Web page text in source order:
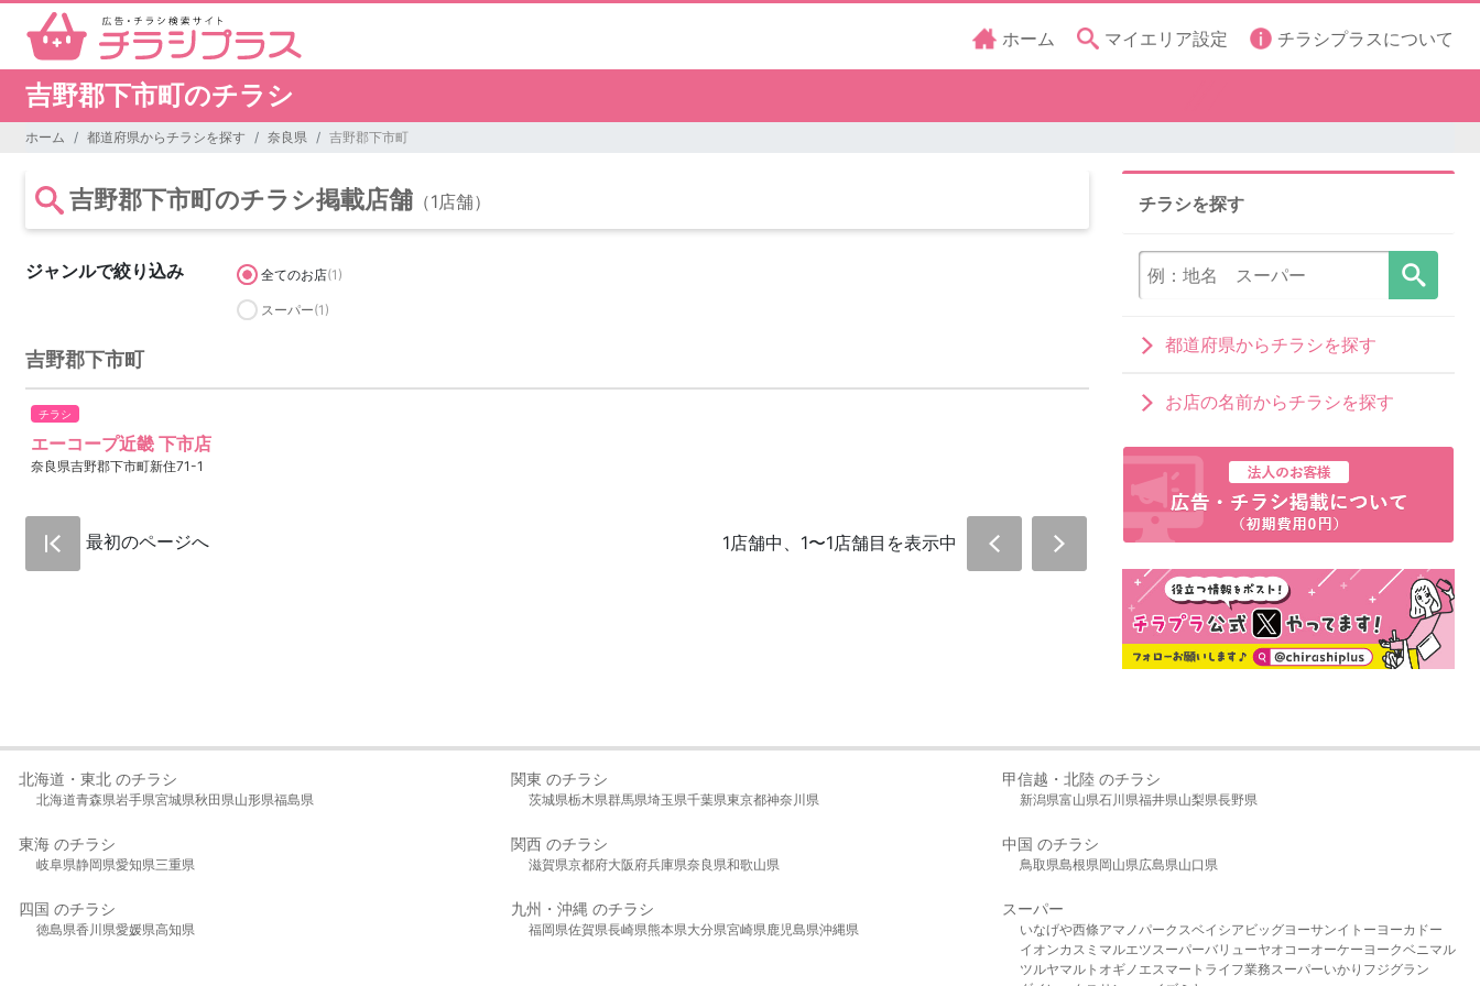
ホーム マイエリア設定 チラシプラスについて
吉野郡下市町のチラシ
ホーム 都道府県からチラシを探す 奈良県 吉野郡下市町
吉野郡下市町のチラシ掲載店舗 （1店舗）
ジャンルで絞り込み 全てのお店(1)
スーパー(1)
吉野郡下市町
チラシ
エーコープ近畿 下市店
奈良県吉野郡下市町新住71-1
最初のページへ 1店舗中、1〜1店舗目を表示中
チラシを探す
都道府県からチラシを探す
お店の名前からチラシを探す
北海道・東北 のチラシ
北海道青森県岩手県宮城県秋田県山形県福島県
関東 のチラシ
茨城県栃木県群馬県埼玉県千葉県東京都神奈川県
甲信越・北陸 のチラシ
新潟県富山県石川県福井県山梨県長野県
東海 のチラシ
岐阜県静岡県愛知県三重県
関西 のチラシ
滋賀県京都府大阪府兵庫県奈良県和歌山県
中国 のチラシ
鳥取県島根県岡山県広島県山口県
四国 のチラシ
徳島県香川県愛媛県高知県
九州・沖縄 のチラシ
福岡県佐賀県長崎県熊本県大分県宮崎県 鹿児島県沖縄県
スーパー
いなげや西條アマノパークスベイシア ビッグヨーサンイトーヨーカドー
イオンカスミ マルエツ スーパーバリューヤオコーオーケー ヨークベニマル
ツルヤマルト オギノ エスマート ライフ業務スーパーいかり フジグラン